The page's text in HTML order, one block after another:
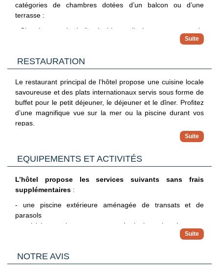
catégories de chambres dotées d’un balcon ou d’une
terrasse :
- Chambre standard : lits doubles ou lits jumeaux, vue sur le
sur le jardin ou la mer ;
- Chambre Familiale Double : lit double et lits jumeaux ; vue
jardin
- Chambre Supérieure : lits doubles ou lits jumeaux, vue sur
le jardin ;
Elles sont équipées de tout le confort moderne : literie de
qualité, climatisation et chauffage à réglage individuel,
armoire/penderie, téléphone, télévision LCD à écran plat par
câble/satellite, Wi-Fi, coffre-fort, équipement thé/café,
minibar, salle de bains douche, sèche-cheveux et articles de
toilette.
RESTAURATION
Le restaurant principal de l’hôtel propose une cuisine locale
savoureuse et des plats internationaux servis sous forme de
buffet pour le petit déjeuner, le déjeuner et le dîner. Profitez
d’une magnifique vue sur la mer ou la piscine durant vos
repas.
EQUIPEMENTS ET ACTIVITÉS
L’hôtel propose les services suivants sans frais
supplémentaires :
- une piscine extérieure aménagée de transats et de
parasols
- activités sportives : canotage, équitation, plongée sous-
marine, basket-ball, volley-ball, plongée avec tuba, court de
de table, cyclisme, aérobic, aqua fitness, pédalo
- salle de jeux : billard, bibliothèque, karaoké, jeu de
NOTRE AVIS